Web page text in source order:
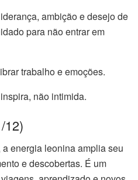
ambição e desejo de
para não entrar em
trabalho e emoções.
não intimida.
12)
energia leonina amplia seu
e descobertas. É um